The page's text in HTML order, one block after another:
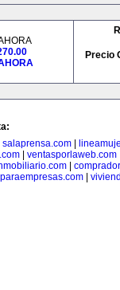
Precio
salaprensa.com
ventasporlaweb.com
|
|